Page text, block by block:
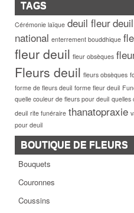
TAGS
Cérémonie laïque deuil fleur
national enterrement bouddhique
fleur deuil fleur obsèques
Fleurs deuil fleurs obsèques
forme de fleurs deuil forme fleur deuil
quelle couleur de fleurs pour deuil quelles
deuil rite funéraire thanatopraxie
pour deuil
BOUTIQUE DE FLEURS
Bouquets
Couronnes
Coussins